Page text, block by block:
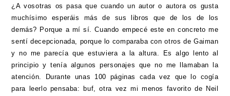
¿A vosotras os pasa que cuando un autor o autora os gusta
muchísimo esperáis más de sus libros que de los de los
demás? Porque a mí sí. Cuando empecé este en concreto me
sentí decepcionada, porque lo comparaba con otros de Gaiman
y no me parecía que estuviera a la altura. Es algo lento al
principio y tenía algunos personajes que no me llamaban la
atención. Durante unas 100 páginas cada vez que lo cogía
para leerlo pensaba: buf, otra vez mi menos favorito de Neil